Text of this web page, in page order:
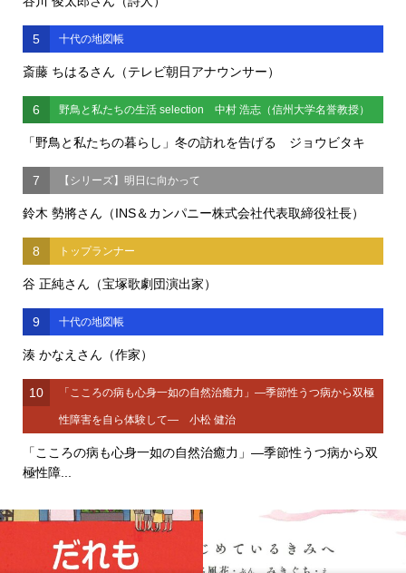
5 十代の地図帳
斎藤 ちはるさん（テレビ朝日アナウンサー）
6 野鳥と私たちの生活 selection 中村 浩志（信州大学名誉教授）
「野鳥と私たちの暮らし」冬の訪れを告げる ジョウビタキ
7 【シリーズ】明日に向かって
鈴木 勢將さん（INS＆カンパニー株式会社代表取締役社長）
8 トップランナー
谷 正純さん（宝塚歌劇団演出家）
9 十代の地図帳
湊 かなえさん（作家）
10 「こころの病も心身一如の自然治癒力」―季節性うつ病から双極
性障害を自ら体験して― 小松 健治
「こころの病も心身一如の自然治癒力」―季節性うつ病から双
極性障...